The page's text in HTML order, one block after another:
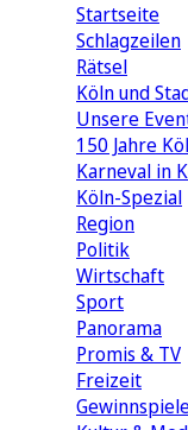
Startseite
Schlagzeilen
Rätsel
Köln und
Unsere
150 Jahre
Karneval in
Köln-Spezial
Region
Politik
Wirtschaft
Sport
Panorama
Promis & TV
Freizeit